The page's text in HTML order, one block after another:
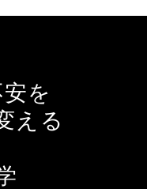
を
える